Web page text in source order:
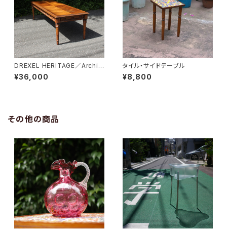
DREXEL HERITAGE／Archit
ectual Low Table
¥36,000
タイル・サイドテーブル
¥8,800
その他の商品